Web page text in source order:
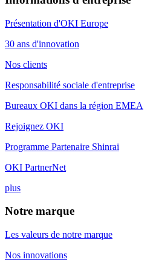
Présentation d'OKI Europe
30 ans d'innovation
Nos clients
Responsabilité sociale d'entreprise
Bureaux OKI dans la région EMEA
Rejoignez OKI
Programme Partenaire Shinrai
OKI PartnerNet
plus
Notre marque
Les valeurs de notre marque
Nos innovations